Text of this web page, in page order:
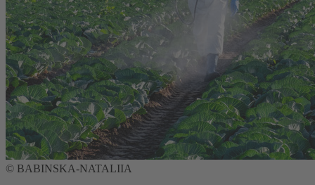
© BABINSKA-NATALIIA